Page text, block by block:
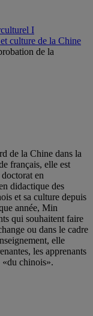
I
culture de la Chine
de la
de la Chine dans la
français, elle est
en
didactique des
et sa culture depuis
année, Min
qui souhaitent faire
ou dans le cadre
elle
les apprenants
«du chinois».